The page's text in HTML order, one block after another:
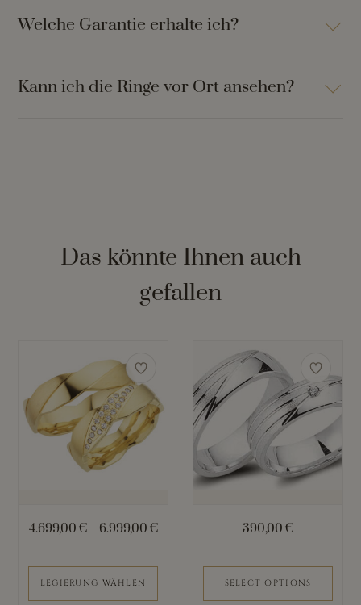
Welche Garantie erhalte ich?
Kann ich die Ringe vor Ort ansehen?
Das könnte Ihnen auch
gefallen
4.699,00 €– 6.999,00 €
LEGIERUNG WÄHLEN
Produkt
weist
mehrere
Varianten
können
Produktseite
390,00 €
SELECT OPTIONS